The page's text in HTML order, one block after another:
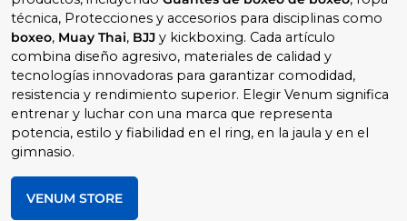
técnica, Protecciones y accesorios para disciplinas como
boxeo, Muay Thai, BJJ y kickboxing. Cada artículo
combina diseño agresivo, materiales de calidad y
tecnologías innovadoras para garantizar comodidad,
resistencia y rendimiento superior. Elegir Venum significa
entrenar y luchar con una marca que representa
potencia, estilo y fiabilidad en el ring, en la jaula y en el
gimnasio.
VENUM STORE